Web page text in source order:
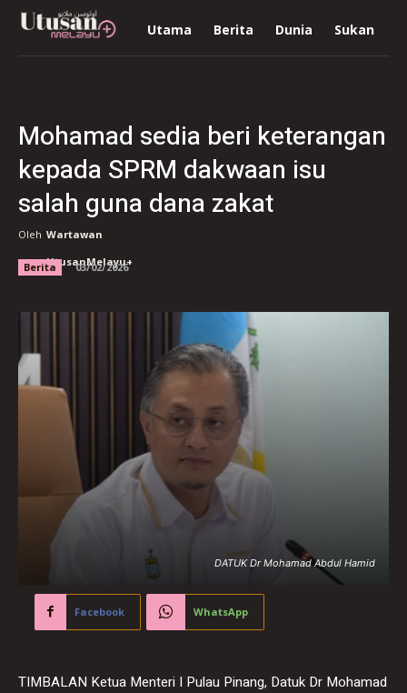
Utama Berita Dunia Sukan
Mohamad sedia beri keterangan
kepada SPRM dakwaan isu
salah guna dana zakat
Oleh Wartawan
UtusanMelayu+
Berita 03/02/2026
DATUK Dr Mohamad Abdul Hamid
Facebook WhatsApp
TIMBALAN Ketua Menteri I Pulau Pinang, Datuk Dr Mohamad